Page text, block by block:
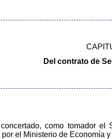
Del contrato de
como tomador
el Ministerio de Economía